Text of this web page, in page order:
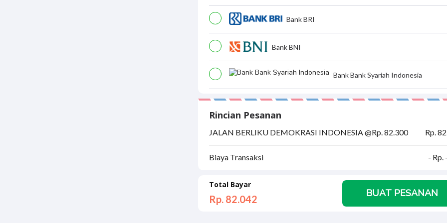
Bank BRI
Bank BNI
Bank Bank Syariah Indonesia
Rincian Pesanan
JALAN BERLIKU DEMOKRASI INDONESIA @Rp. 82.300 Rp.
Biaya Transaksi - Rp.
Total Bayar
Rp. 82.042 BUAT PESANAN